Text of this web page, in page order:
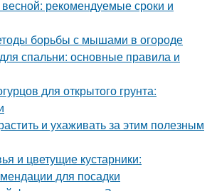
рекомендуемые сроки и
борьбы с мышами в огороде
спальни: основные правила и
для открытого грунта:
и ухаживать за этим полезным
и цветущие кустарники:
для посадки